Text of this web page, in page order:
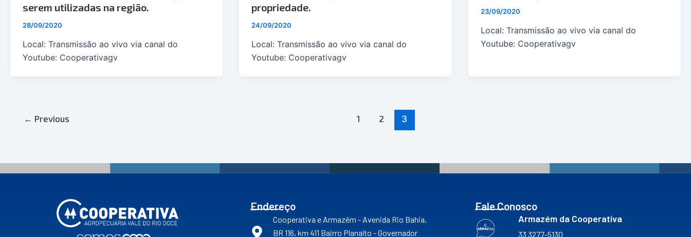
serem utilizadas na região.
28/09/2020
Local: Transmissão ao vivo via canal do
Youtube: Cooperativagv
propriedade.
24/09/2020
Local: Transmissão ao vivo via canal do
Youtube: Cooperativagv
23/09/2020
Local: Transmissão ao vivo via canal do
Youtube: Cooperativagv
← Previous 1 2 3
Endereço
Cooperativa e Armazém - Avenida Rio Bahia,
BR 116, km 411 Bairro Planalto - Governador
Fale Conosco
Armazém da Cooperativa
33 3277-5130